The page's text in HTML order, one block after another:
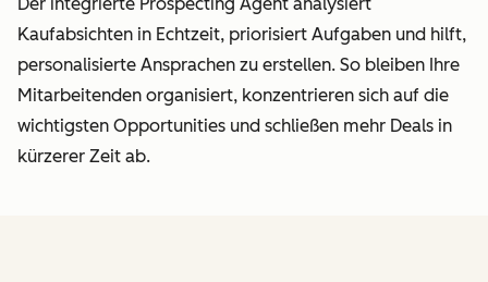
Kaufabsichten in Echtzeit, priorisiert Aufgaben und hilft,
personalisierte Ansprachen zu erstellen. So bleiben Ihre
Mitarbeitenden organisiert, konzentrieren sich auf die
wichtigsten Opportunities und schließen mehr Deals in
kürzerer Zeit ab.